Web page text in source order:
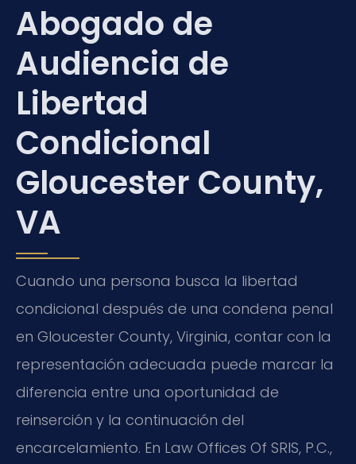
Abogado de
Audiencia de
Libertad
Condicional
Gloucester County,
VA
Cuando una persona busca la libertad
condicional después de una condena penal
en Gloucester County, Virginia, contar con la
representación adecuada puede marcar la
diferencia entre una oportunidad de
reinserción y la continuación del
encarcelamiento. En Law Offices Of SRIS, P.C.,